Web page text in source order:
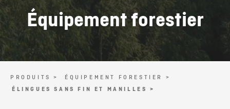
Équipement forestier
PRODUITS >
ÉQUIPEMENT FORESTIER >
ÉLINGUES SANS FIN ET MANILLES >